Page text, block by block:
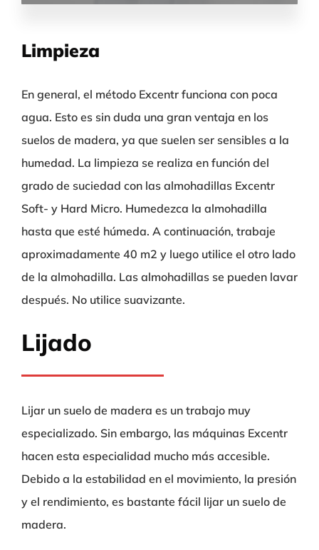
Limpieza
En general, el método Excentr funciona con poca
agua. Esto es sin duda una gran ventaja en los
suelos de madera, ya que suelen ser sensibles a la
humedad. La limpieza se realiza en función del
grado de suciedad con las almohadillas Excentr
Soft- y Hard Micro. Humedezca la almohadilla
hasta que esté húmeda. A continuación, trabaje
aproximadamente 40 m2 y luego utilice el otro lado
de la almohadilla. Las almohadillas se pueden lavar
después. No utilice suavizante.
Lijado
Lijar un suelo de madera es un trabajo muy
especializado. Sin embargo, las máquinas Excentr
hacen esta especialidad mucho más accesible.
Debido a la estabilidad en el movimiento, la presión
y el rendimiento, es bastante fácil lijar un suelo de
madera.